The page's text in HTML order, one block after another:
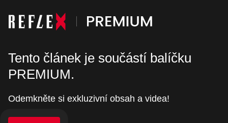
Tento článek je součástí balíčku
PREMIUM.
Odemkněte si exkluzivní obsah a videa!